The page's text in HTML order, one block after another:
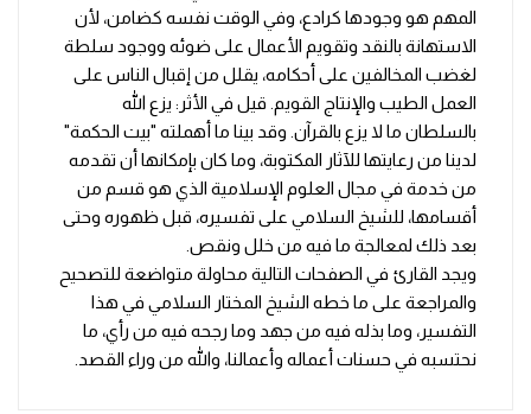
المهم هو وجودها كرادع، وفي الوقت نفسه كضامن، لأن
الاستهانة بالنقد وتقويم الأعمال على ضوئه ووجود سلطة
لغضب المخالفين على أحكامه، يقلل من إقبال الناس على
العمل الطيب والإنتاج القويم. قيل في الأثر: يزع الله
بالسلطان ما لا يزع بالقرآن. وقد بينا ما أهملته "بيت الحكمة"
لدينا من رعايتها للآثار المكتوبة، وما كان بإمكانها أن تقدمه
من خدمة في مجال العلوم الإسلامية الذي هو قسم من
أقسامها، للشيخ السلامي على تفسيره، قبل ظهوره وحتى
بعد ذلك لمعالجة ما فيه من خلل ونقص.
ويجد القارئ في الصفحات التالية محاولة متواضعة للتصحيح
والمراجعة على ما خطه الشيخ المختار السلامي في هذا
التفسير، وما بذله فيه من جهد وما رجحه فيه من رأي، ما
نحتسبه في حسنات أعماله وأعمالنا، والله من وراء القصد.